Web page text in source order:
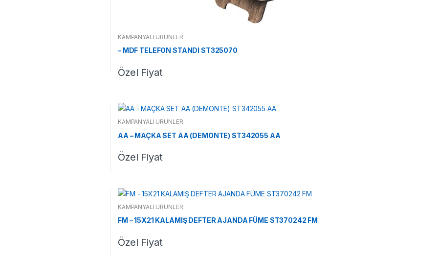
KAMPANYALI ÜRÜNLER
– MDF TELEFON STANDI ST325070
Özel Fiyat
KAMPANYALI ÜRÜNLER
AA – MAÇKA SET AA (DEMONTE) ST342055 AA
Özel Fiyat
KAMPANYALI ÜRÜNLER
FM – 15X21 KALAMIŞ DEFTER AJANDA FÜME ST370242 FM
Özel Fiyat